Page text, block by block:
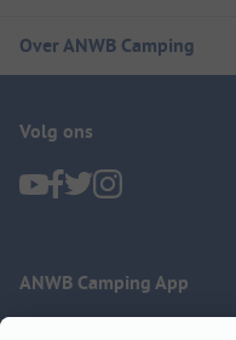
Over ANWB Camping
Volg ons
ANWB Camping App